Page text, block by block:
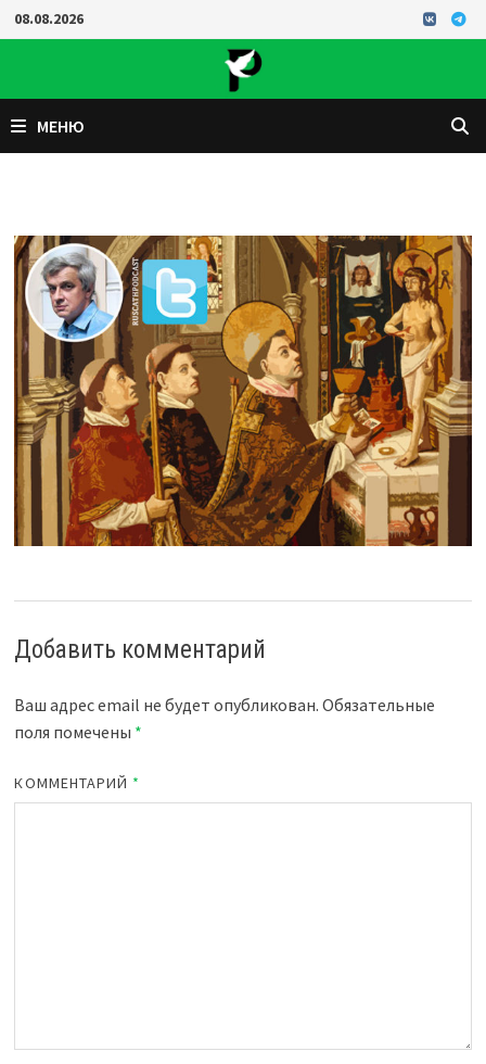
Перейти
к
08.08.2026
МЕНЮ
Добавить комментарий
Ваш адрес email не будет опубликован. Обязательные
поля помечены *
КОММЕНТАРИЙ *